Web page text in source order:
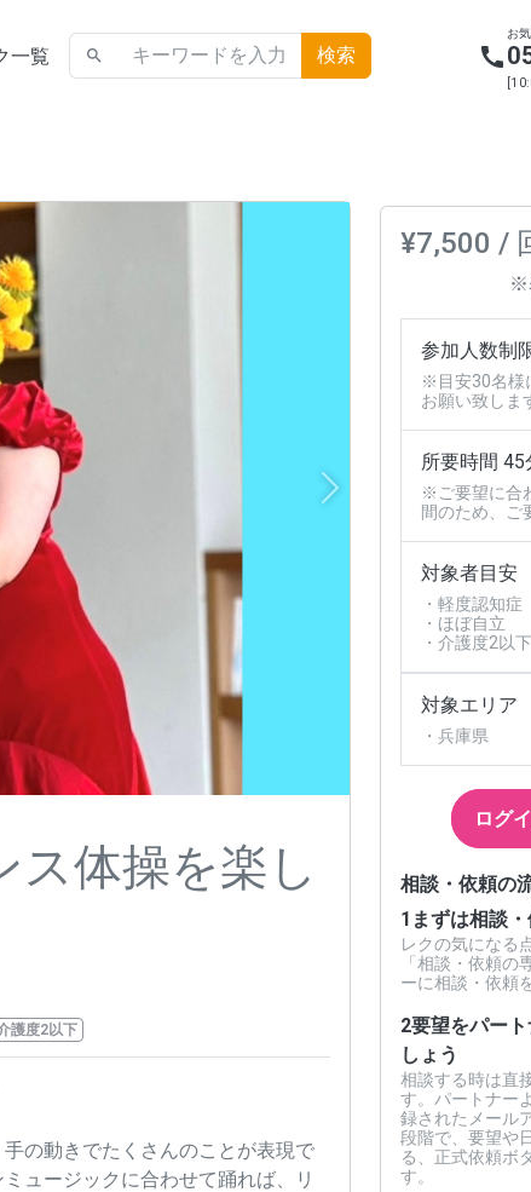
一覧 search call
お
Next
ス体操を楽し
護度2以下
の動きでたくさんのことが表現で
ュージックに合わせて踊れば、リ
¥7,500 /
※
参加人数制
※目安30名様
お願い致しま
所要時間 45
※ご要望に合
間のため、ご
対象者目安
・軽度認知症
・ほぼ自立
・介護度2以下
対象エリア
・兵庫県
ログ
相談・依頼の
1 まずは相談
レクの気になる
「相談・依頼の
ーに相談・依頼
2要望をパー
しょう
相談する時は直
す。パートナー
録されたメール
段階で、要望や
る、正式依頼ボ
す。